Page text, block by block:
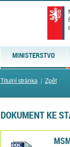
MINISTERSTVO
Titulní stránka| Zpět
DOKUMENT KE